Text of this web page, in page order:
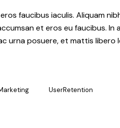
faucibus iaculis. Aliquam
et eros eu faucibus. In
urna posuere, et mattis
UserRetention